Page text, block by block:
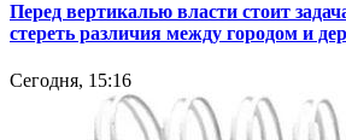
Перед вертикалью власти стоит
стереть различия между городом и
Сегодня, 15:16